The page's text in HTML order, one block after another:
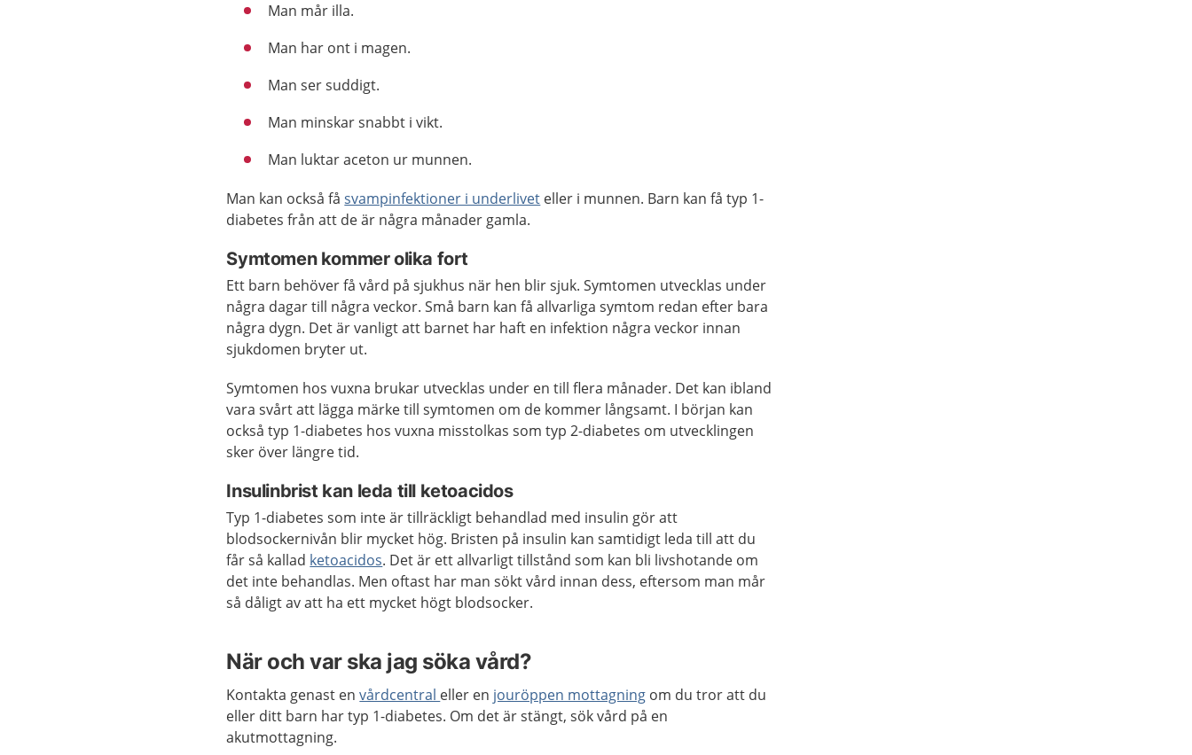
Man mår illa.
Man har ont i magen.
Man ser suddigt.
Man minskar snabbt i vikt.
Man luktar aceton ur munnen.
Man kan också fåsvampinfektioner i underlivet eller i munnen. Barn kan få typ 1-
diabetes från att de är några månader gamla.
Symtomen kommer olika fort
Ett barn behöver få vård på sjukhus när hen blir sjuk. Symtomen utvecklas under
några dagar till några veckor. Små barn kan få allvarliga symtom redan efter bara
några dygn. Det är vanligt att barnet har haft en infektion några veckor innan
sjukdomen bryter ut.
Symtomen hos vuxna brukar utvecklas under en till flera månader. Det kan ibland
vara svårt att lägga märke till symtomen om de kommer långsamt. I början kan
också typ 1-diabetes hos vuxna misstolkas som typ 2-diabetes om utvecklingen
sker över längre tid.
Insulinbrist kan leda till ketoacidos
Typ 1-diabetes som inte är tillräckligt behandlad med insulin gör att
blodsockernivån blir mycket hög. Bristen på insulin kan samtidigt leda till att du
får så kallad ketoacidos. Det är ett allvarligt tillstånd som kan bli livshotande om
det inte behandlas. Men oftast har man sökt vård innan dess, eftersom man mår
så dåligt av att ha ett mycket högt blodsocker.
När och var ska jag söka vård?
Kontakta genast envårdcentral eller en jouröppen mottagning om du tror att du
eller ditt barn har typ 1-diabetes. Om det är stängt, sök vård på en
akutmottagning.